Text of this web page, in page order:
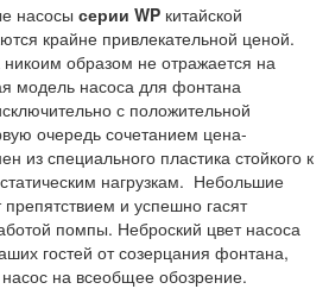
насосы серии WP китайской
крайне привлекательной ценой.
образом не отражается на
модель насоса для фонтана
с положительной
очередь сочетанием цена-
из специального пластика стойкого к
нагрузкам. Небольшие
и успешно гасят
помпы. Неброский цвет насоса
гостей от созерцания фонтана,
на всеобщее обозрение.